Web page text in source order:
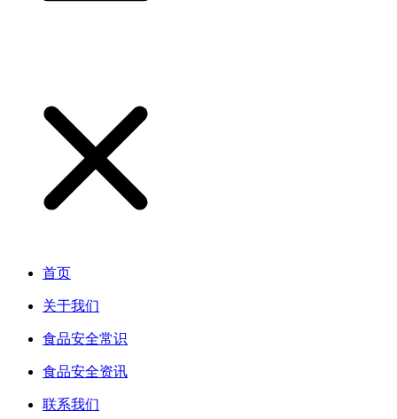
首页
关于我们
食品安全常识
食品安全资讯
联系我们